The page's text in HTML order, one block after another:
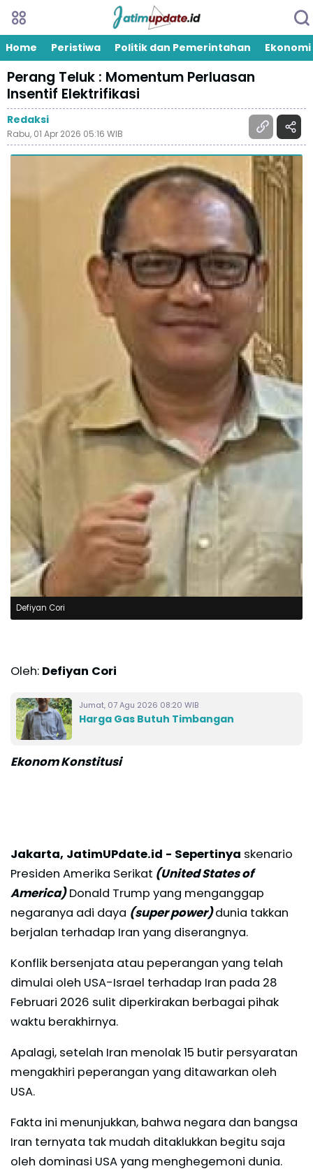
Home Peristiwa Politik dan Pemerintahan Ekonomi
Perang Teluk : Momentum Perluasan
Insentif Elektrifikasi
Redaksi
Rabu, 01 Apr 2026 05:16 WIB
Defiyan Cori
Oleh: Defiyan Cori
Jumat, 07 Agu 2026 08:20 WIB
Harga Gas Butuh Timbangan
Ekonom Konstitusi
Jakarta, JatimUPdate.id - Sepertinya skenario
Presiden Amerika Serikat (United States of
America)Donald Trump yang menganggap
negaranya adi daya (super power)dunia takkan
berjalan terhadap Iran yang diserangnya.
Konflik bersenjata atau peperangan yang telah
dimulai oleh USA-Israel terhadap Iran pada 28
Februari 2026 sulit diperkirakan berbagai pihak
waktu berakhirnya.
Apalagi, setelah Iran menolak 15 butir persyaratan
mengakhiri peperangan yang ditawarkan oleh
USA.
Fakta ini menunjukkan, bahwa negara dan bangsa
Iran ternyata tak mudah ditaklukkan begitu saja
oleh dominasi USA yang menghegemoni dunia.